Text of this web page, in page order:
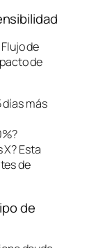
de
de
días más
Esta
de
de